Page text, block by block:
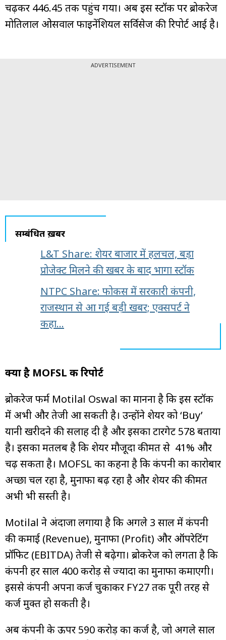
चढ़कर ₹446.45 तक पहुंच गया। अब इस स्टॉक पर ब्रोकरेज
मोतिलाल ओसवाल फाइनेंशियल सर्विसेज की रिपोर्ट आई है।
ADVERTISEMENT
सम्बंधित ख़बरें
L&T Share: शेयर बाजार में हलचल, बड़ा
प्रोजेक्ट मिलने की खबर के बाद भागा स्टॉक
NTPC Share: फोकस में सरकारी कंपनी,
राजस्थान से आ गई बड़ी खबर; एक्सपर्ट ने
कहा...
क्या है MOFSL की रिपोर्ट
ब्रोकरेज फर्म Motilal Oswal का मानना है कि इस स्टॉक
में अभी और तेजी आ सकती है। उन्होंने शेयर को ‘Buy’
यानी खरीदने की सलाह दी है और इसका टारगेट ₹578 बताया
है। इसका मतलब है कि शेयर मौजूदा कीमत से 41% और
चढ़ सकता है। MOFSL का कहना है कि कंपनी का कारोबार
अच्छा चल रहा है, मुनाफा बढ़ रहा है और शेयर की कीमत
अभी भी सस्ती है।
Motilal ने अंदाजा लगाया है कि अगले 3 साल में कंपनी
की कमाई (Revenue), मुनाफा (Profit) और ऑपरेटिंग
प्रॉफिट (EBITDA) तेजी से बढ़ेगा। ब्रोकरेज को लगता है कि
कंपनी हर साल ₹400 करोड़ से ज्यादा का मुनाफा कमाएगी।
इससे कंपनी अपना कर्ज चुकाकर FY27 तक पूरी तरह से
कर्ज मुक्त हो सकती है।
अब कंपनी के ऊपर ₹590 करोड़ का कर्ज है, जो अगले साल